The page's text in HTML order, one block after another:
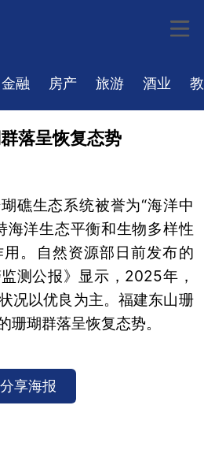
金融 房产 旅游 酒业
落呈恢复态势
礁生态系统被誉为“海洋中
海洋生态平衡和生物多样性
。自然资源部日前发布的
测公报》显示，2025年，
况以优良为主。福建东山珊
珊瑚群落呈恢复态势。
分享海报